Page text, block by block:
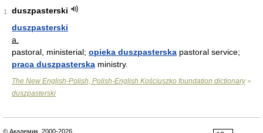
1
duszpasterski
duszpasterski
a.
pastoral, ministerial; opieka duszpasterska pastoral service;
praca duszpasterska ministry.
The New English-Polish, Polish-English Kościuszko foundation dictionary>
duszpasterski
© Академик, 2000-2026